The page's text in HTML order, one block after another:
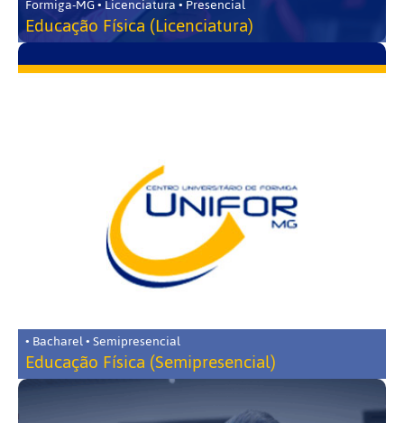
Formiga-MG • Licenciatura • Presencial
Educação Física (Licenciatura)
• Bacharel • Semipresencial
Educação Física (Semipresencial)